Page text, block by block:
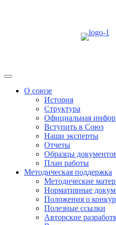
Menu
О союзе
История
Структура
Официальная
Вступить в Союз
Наши эксперты
Отчеты
Образцы
План работы
Методическая поддержка
Методические
Нормативные
Положения о
Полезные ссылки
Авторские